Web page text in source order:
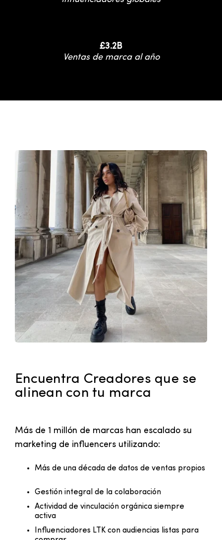
£3.2B
Ventas de marca al año
Encuentra Creadores que se
alinean con tu marca
Más de 1 millón de marcas han escalado su
marketing de influencers utilizando:
Más de una década de datos de ventas propios
Gestión integral de la colaboración
Actividad de vinculación orgánica siempre
activa
Influenciadores LTK con audiencias listas para